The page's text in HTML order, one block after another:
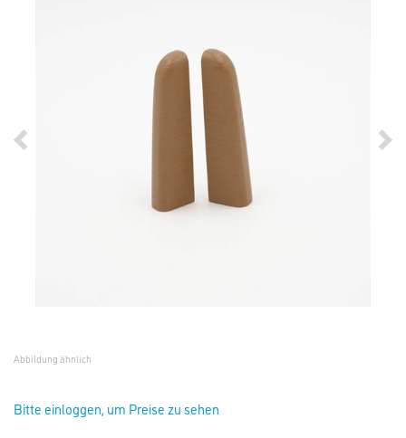
Abbildung ähnlich
Bitte einloggen, um Preise zu sehen